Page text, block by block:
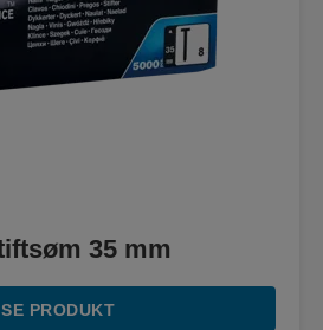
35 mm
SE PRODUKT